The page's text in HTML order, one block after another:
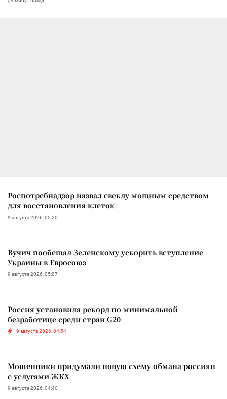
Роспотребнадзор назвал свеклу мощным средством
для восстановления клеток
9 августа 2026, 05:20
Вучич пообещал Зеленскому ускорить вступление
Украины в Евросоюз
9 августа 2026, 05:07
Россия установила рекорд по минимальной
безработице среди стран G20
9 августа 2026, 04:54
Мошенники придумали новую схему обмана россиян
с услугами ЖКХ
9 августа 2026, 04:40